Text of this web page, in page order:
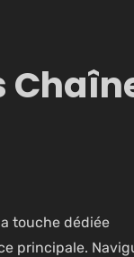
touche dédiée
principale.